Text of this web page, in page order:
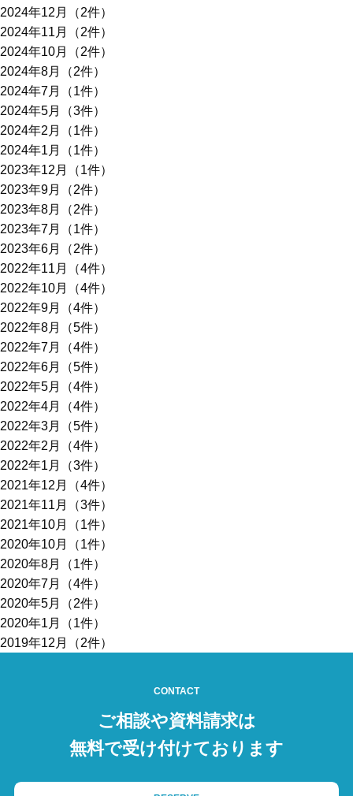
2024年12月（2件）
2024年11月（2件）
2024年10月（2件）
2024年8月（2件）
2024年7月（1件）
2024年5月（3件）
2024年2月（1件）
2024年1月（1件）
2023年12月（1件）
2023年9月（2件）
2023年8月（2件）
2023年7月（1件）
2023年6月（2件）
2022年11月（4件）
2022年10月（4件）
2022年9月（4件）
2022年8月（5件）
2022年7月（4件）
2022年6月（5件）
2022年5月（4件）
2022年4月（4件）
2022年3月（5件）
2022年2月（4件）
2022年1月（3件）
2021年12月（4件）
2021年11月（3件）
2021年10月（1件）
2020年10月（1件）
2020年8月（1件）
2020年7月（4件）
2020年5月（2件）
2020年1月（1件）
2019年12月（2件）
CONTACT
ご相談や資料請求は
無料で受け付けております